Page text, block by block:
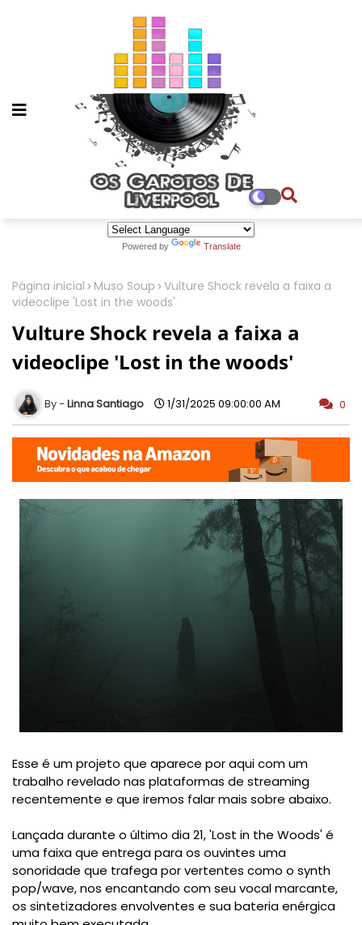
Powered by Translate
Página inicial Muso Soup Vulture Shock revela a faixa a
videoclipe 'Lost in the woods'
Vulture Shock revela a faixa a
videoclipe 'Lost in the woods'
Linna Santiago 1/31/2025 09:00:00 AM 0
Esse é um projeto que aparece por aqui com um
trabalho revelado nas plataformas de streaming
recentemente e que iremos falar mais sobre abaixo.
Lançada durante o último dia 21, 'Lost in the Woods' é
uma faixa que entrega para os ouvintes uma
sonoridade que trafega por vertentes como o synth
pop/wave, nos encantando com seu vocal marcante,
os sintetizadores envolventes e sua bateria enérgica